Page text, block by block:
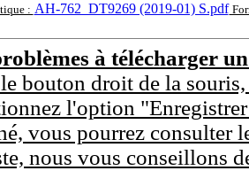
: AH-762_DT9269 (2019-01) S.pdf
à télécharger
bouton droit de la
l'option
vous pourrez consulter
nous vous conseillons